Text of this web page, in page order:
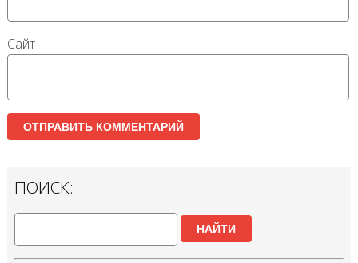
Сайт
ПОИСК:
НАЙТИ